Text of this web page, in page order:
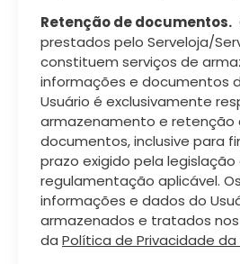
Retenção de documentos.
prestados pelo Serveloja/
constituem serviços de
informações e documentos
Usuário é exclusivamente
armazenamento e retenção
documentos, inclusive para
prazo exigido pela legislação
regulamentação aplicável.
informações e dados do
armazenados e tratados
da Política de Privacidade da